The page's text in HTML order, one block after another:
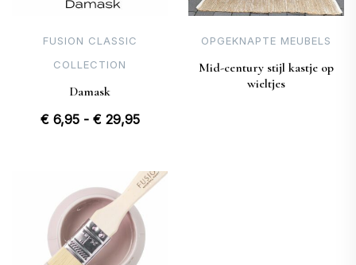
FUSION CLASSIC
COLLECTION
Damask
€6,95 - €29,95Prijsklasse:
€ 29,95
OPGEKNAPTE MEUBELS
Mid-century stijl kastje op
wieltjes